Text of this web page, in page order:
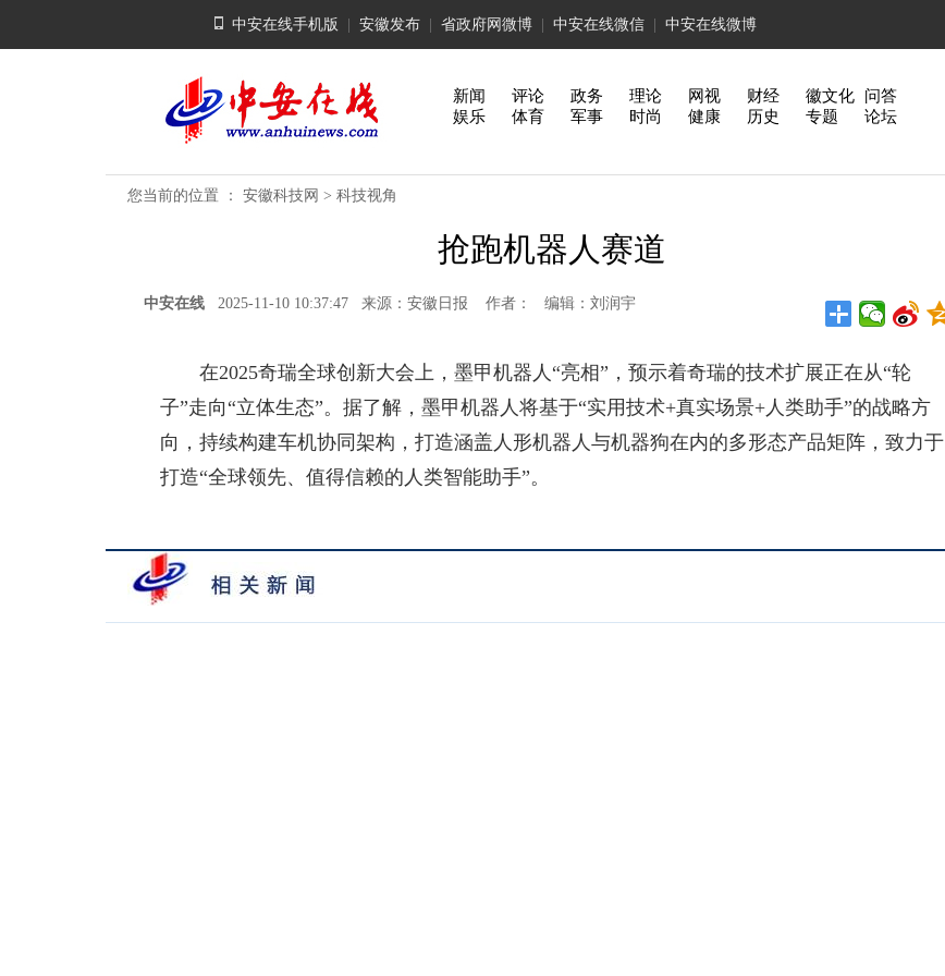
中安在线手机版 安徽发布 省政府网微博 中安在线微信 中安在线微博
新闻 评论 政务 理论 网视 财经 徽文化
问答
娱乐
体育 军事 时尚 健康 历史 专题 论坛
您当前的位置 ： 安徽科技网 > 科技视角
抢跑机器人赛道
中安在线 2025-11-10 10:37:47 来源：安徽日报 作者： 编辑：刘润宇
在2025奇瑞全球创新大会上，墨甲机器人“亮相”，预示着奇瑞的技术扩展正在从“轮
子”走向“立体生态”。据了解，墨甲机器人将基于“实用技术+真实场景+人类助手”的战略方
向，持续构建车机协同架构，打造涵盖人形机器人与机器狗在内的多形态产品矩阵，致力于
打造“全球领先、值得信赖的人类智能助手”。